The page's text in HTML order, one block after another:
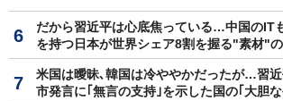
だから習近平は心底焦っている…中国のIT
を持つ日本が世界シェア8割を握る"素材"
米国は曖昧､韓国は冷ややかだったが…習
市発言に｢無言の支持｣を示した国の｢大胆